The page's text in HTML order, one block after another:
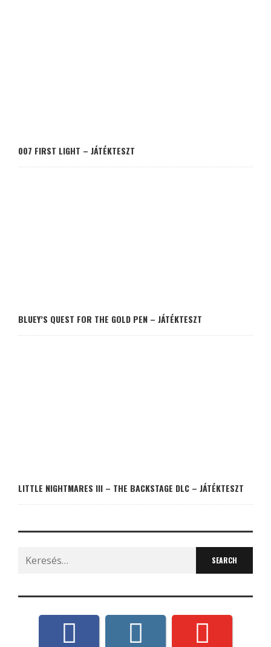
007 FIRST LIGHT – JÁTÉKTESZT
BLUEY’S QUEST FOR THE GOLD PEN – JÁTÉKTESZT
LITTLE NIGHTMARES III – THE BACKSTAGE DLC – JÁTÉKTESZT
Search
for: